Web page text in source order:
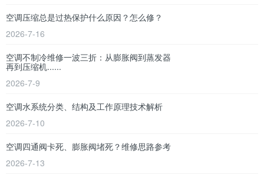
空调压缩总是过热保护什么原因？怎么修？
2026-7-16
空调不制冷维修一波三折：从膨胀阀到蒸发器
再到压缩机......
2026-7-9
空调水系统分类、结构及工作原理技术解析
2026-7-10
空调四通阀卡死、膨胀阀堵死？维修思路参考
2026-7-13